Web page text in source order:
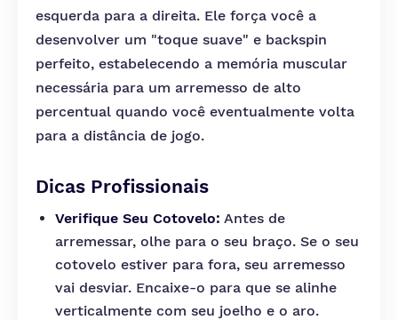
esquerda para a direita. Ele força você a
desenvolver um "toque suave" e backspin
perfeito, estabelecendo a memória muscular
necessária para um arremesso de alto
percentual quando você eventualmente volta
para a distância de jogo.
Dicas Profissionais
Verifique Seu Cotovelo: Antes de
arremessar, olhe para o seu braço. Se o seu
cotovelo estiver para fora, seu arremesso
vai desviar. Encaixe-o para que se alinhe
verticalmente com seu joelho e o aro.